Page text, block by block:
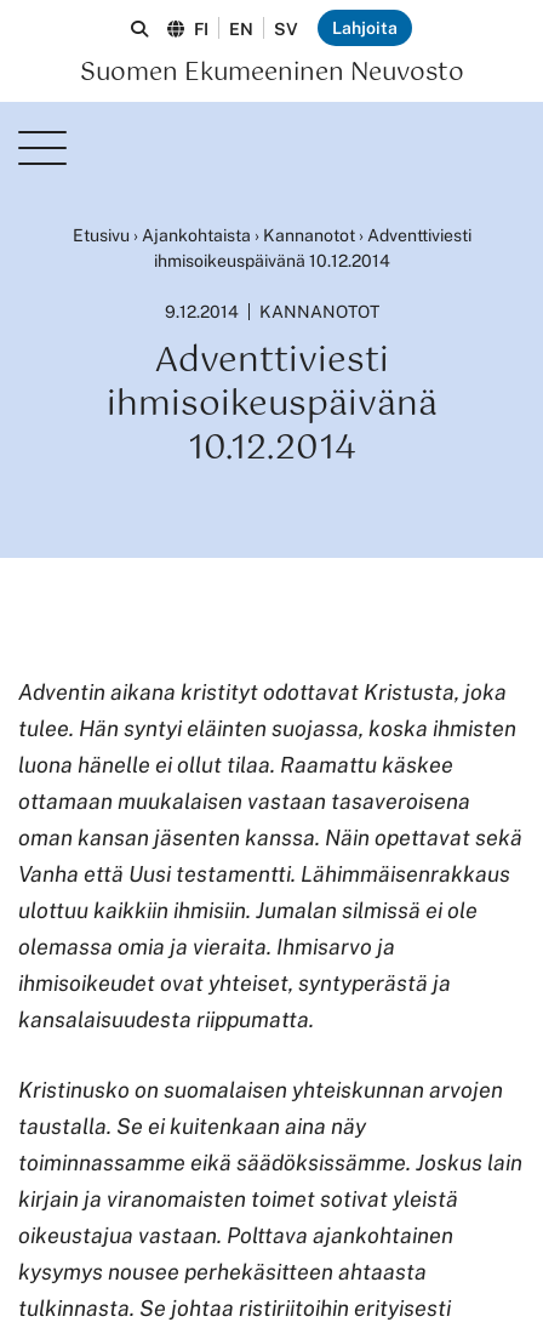
Suomen Ekumeeninen Neuvosto
FI EN SV Lahjoita
Etusivu › Ajankohtaista › Kannanotot› Adventtiviesti
ihmisoikeuspäivänä 10.12.2014
9.12.2014 KANNANOTOT
Adventtiviesti
ihmisoikeuspäivänä
10.12.2014
Adventin aikana kristityt odottavat Kristusta, joka
tulee. Hän syntyi eläinten suojassa, koska ihmisten
luona hänelle ei ollut tilaa. Raamattu käskee
ottamaan muukalaisen vastaan tasaveroisena
oman kansan jäsenten kanssa. Näin opettavat sekä
Vanha että Uusi testamentti. Lähimmäisenrakkaus
ulottuu kaikkiin ihmisiin. Jumalan silmissä ei ole
olemassa omia ja vieraita. Ihmisarvo ja
ihmisoikeudet ovat yhteiset, syntyperästä ja
kansalaisuudesta riippumatta.
Kristinusko on suomalaisen yhteiskunnan arvojen
taustalla. Se ei kuitenkaan aina näy
toiminnassamme eikä säädöksissämme. Joskus lain
kirjain ja viranomaisten toimet sotivat yleistä
oikeustajua vastaan. Polttava ajankohtainen
kysymys nousee perhekäsitteen ahtaasta
tulkinnasta. Se johtaa ristiriitoihin erityisesti